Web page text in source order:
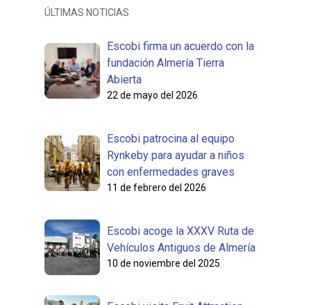
ÚLTIMAS NOTICIAS
Escobi firma un acuerdo con la
fundación Almería Tierra
Abierta
22 de mayo del 2026
Escobi patrocina al equipo
Rynkeby para ayudar a niños
con enfermedades graves
11 de febrero del 2026
Escobi acoge la XXXV Ruta de
Vehículos Antiguos de Almería
10 de noviembre del 2025